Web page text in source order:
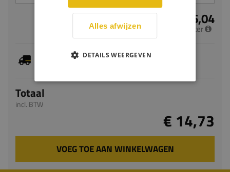
€ 6,04
per meter
Dit artikel is voorradig, de verwachte levertijd
Totaal
incl. BTW
€ 14,73
VOEG TOE AAN WINKELWAGEN
Alles afwijzen
DETAILS WEERGEVEN